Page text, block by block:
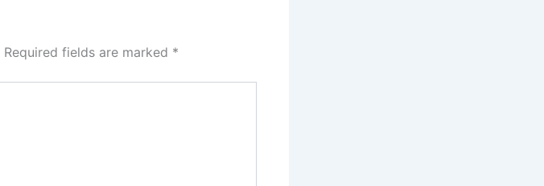
Required fields are marked *